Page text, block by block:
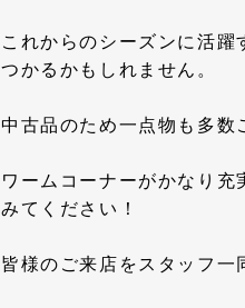
これからのシーズンに活
つかるかもしれません。
中古品のため一点物も多数
ワームコーナーがかなり
みてください！
皆様のご来店をスタッフ一